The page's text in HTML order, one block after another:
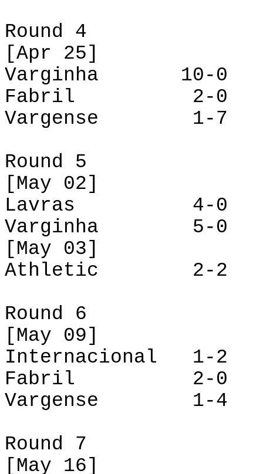
Round 4
[Apr 25]
Varginha 10-
Fabril 2-0
Vargense 1-7
Round 5
[May 02]
Lavras 4-0
Varginha 5-0
[May 03]
Athletic 2-
Round 6
[May 09]
Internacional 1-2
Fabril 2-0
Vargense 1-
Round 7
[May 16]